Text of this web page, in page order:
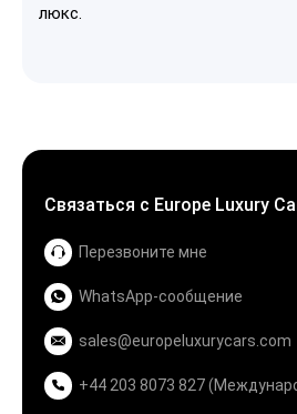
люкс.
Связаться с Europe Luxury
Перезвоните мне
WhatsApp-сообщение
sales@europeluxurycars.com
+44 203 8073 827